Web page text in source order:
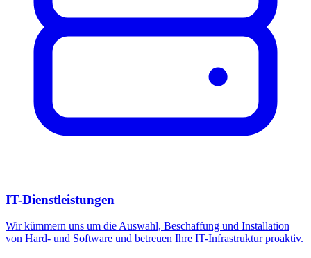
IT-Dienstleistungen
Wir kümmern uns um die Auswahl, Beschaffung und Installation
von Hard- und Software und betreuen Ihre IT-Infrastruktur proaktiv.